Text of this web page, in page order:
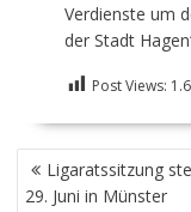
Verdienste um
der Stadt
Post Views:
Ligaratssitzung
29. Juni in Münster